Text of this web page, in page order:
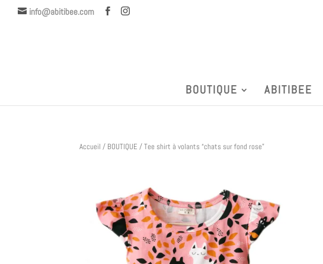
info@abitibee.com
BOUTIQUE ABITIBEE
Accueil / BOUTIQUE / Tee shirt à volants “chats sur fond rose”